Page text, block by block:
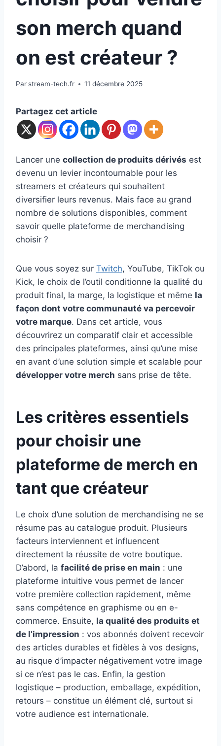
son merch quand
on est créateur ?
Parstream-tech.fr 11 décembre 2025
Partagez cet article
Lancer une collection de produits dérivés est
devenu un levier incontournable pour les
streamers et créateurs qui souhaitent
diversifier leurs revenus. Mais face au grand
nombre de solutions disponibles, comment
savoir quelle plateforme de merchandising
choisir ?
Que vous soyez sur Twitch, YouTube, TikTok ou
Kick, le choix de l’outil conditionne la qualité du
produit final, la marge, la logistique et même la
façon dont votre communauté va percevoir
votre marque. Dans cet article, vous
découvrirez un comparatif clair et accessible
des principales plateformes, ainsi qu’une mise
en avant d’une solution simple et scalable pour
développer votre merch sans prise de tête.
Les critères essentiels
pour choisir une
plateforme de merch en
tant que créateur
Le choix d’une solution de merchandising ne se
résume pas au catalogue produit. Plusieurs
facteurs interviennent et influencent
directement la réussite de votre boutique.
D’abord, la facilité de prise en main : une
plateforme intuitive vous permet de lancer
votre première collection rapidement, même
sans compétence en graphisme ou en e-
commerce. Ensuite, la qualité des produits et
de l’impression : vos abonnés doivent recevoir
des articles durables et fidèles à vos designs,
au risque d’impacter négativement votre image
si ce n’est pas le cas. Enfin, la gestion
logistique – production, emballage, expédition,
retours – constitue un élément clé, surtout si
votre audience est internationale.